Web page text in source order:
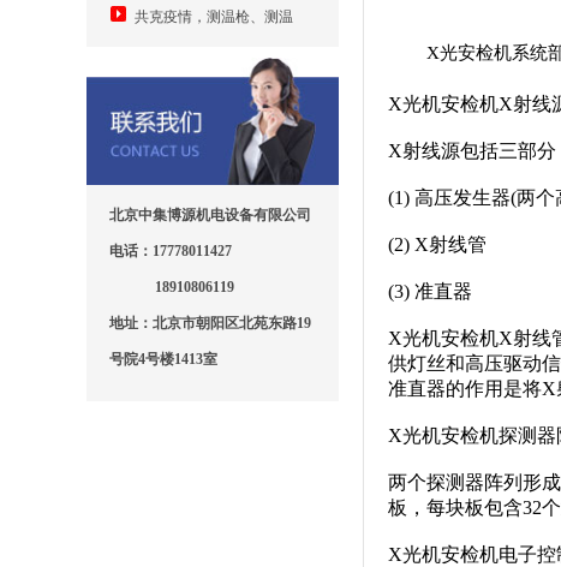
温并自动身份登记上传
可用测温仪
温设备5万元
共克疫情，测温枪、测温
北京中集博源机电设备有限公司
电话：17778011427
18910806119
地址：北京市朝阳区北苑东路19
号院4号楼1413室
X光安检机系统
X光机安检机X射线
X射线源包括三部分
(1) 高压发生器(两
(2) X射线管
(3) 准直器
X光机安检机X射线
供灯丝和高压驱动
准直器的作用是将X
X光机安检机探测器
两个探测器阵列形
板，每块板包含32
X光机安检机电子控